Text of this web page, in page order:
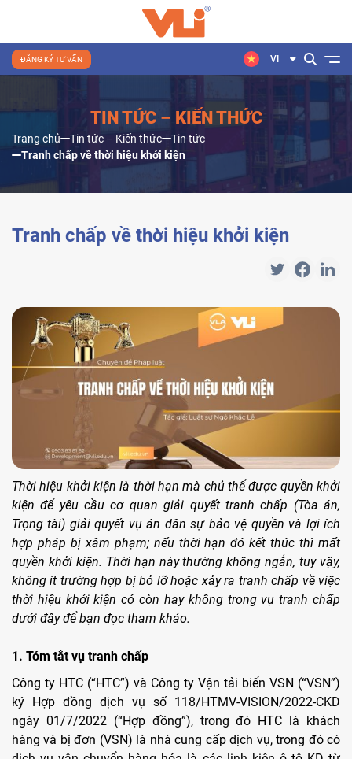
ĐĂNG KÝ TƯ VẤN VI
TIN TỨC – KIẾN THỨC
Trang chủ Tin tức – Kiến thức
Tin tức
Tranh chấp về thời hiệu khởi kiện
Tranh chấp về thời hiệu khởi kiện
Thời hiệu khởi kiện là thời hạn mà chủ thể được quyền khởi
kiện để yêu cầu cơ quan giải quyết tranh chấp (Tòa án,
Trọng tài) giải quyết vụ án dân sự bảo vệ quyền và lợi ích
hợp pháp bị xâm phạm; nếu thời hạn đó kết thúc thì mất
quyền khởi kiện. Thời hạn này thường không ngắn, tuy vậy,
không ít trường hợp bị bỏ lỡ hoặc xảy ra tranh chấp về việc
thời hiệu khởi kiện có còn hay không trong vụ tranh chấp
dưới đây để bạn đọc tham khảo.
1. Tóm tắt vụ tranh chấp
Công ty HTC (“HTC”) và Công ty Vận tải biển VSN (“VSN”)
ký Hợp đồng dịch vụ số 118/HTMV-VISION/2022-CKD
ngày 01/7/2022 (“Hợp đồng”), trong đó HTC là khách
hàng và bị đơn (VSN) là nhà cung cấp dịch vụ, trong đó có